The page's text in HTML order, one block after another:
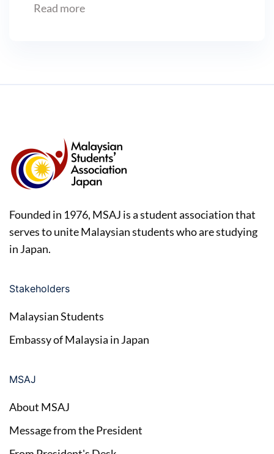
Read more
Founded in 1976, MSAJ is a student association that
serves to unite Malaysian students who are studying
in Japan.
Stakeholders
Malaysian Students
Embassy of Malaysia in Japan
MSAJ
About MSAJ
Message from the President